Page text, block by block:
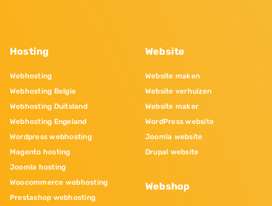
Hosting
Webhosting
Webhosting Belgie
Webhosting Duitsland
Webhosting Engeland
Wordpress webhosting
Magento hosting
Joomla hosting
Woocommerce webhosting
Prestashop webhosting
Website
Website maken
Website verhuizen
Website maker
WordPress website
Joomla website
Drupal website
Webshop